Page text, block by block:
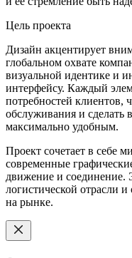
Цель проекта
Дизайн акцентирует
глобальном охвате
визуальной идентике и
интерфейсу. Каждый
потребностей клиентов,
обслуживания и сделать
максимально удобным.
Проект сочетает в себе
современные
движение и соединение.
логистической отрасли
на рынке.